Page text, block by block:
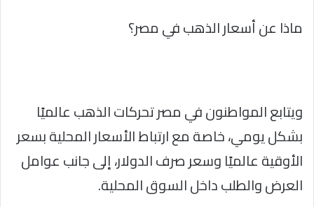
ماذا عن أسعار الذهب في مصر؟
ويتابع المواطنون في مصر تحركات الذهب عالميًا
بشكل يومي، خاصة مع ارتباط الأسعار المحلية بسعر
الأوقية عالميًا وسعر صرف الدولار، إلى جانب عوامل
العرض والطلب داخل السوق المحلية.